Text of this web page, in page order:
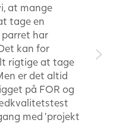
at mange
tage en
har
kan for
rigtige at tage
er det altid
på FOR og
med ’projekt